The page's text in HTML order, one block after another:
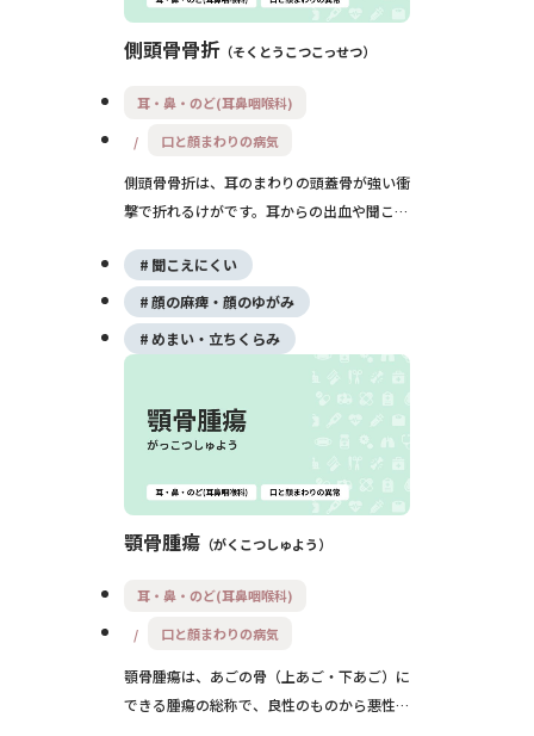
側頭骨骨折 そくとうこつこっせつ
耳・鼻・のど(耳鼻咽喉科)
口と顔まわりの病気
側頭骨骨折は、耳のまわりの頭蓋骨が強い衝
撃で折れるけがです。耳からの出血や聞こえ
（うすい水のような耳だれ）などを伴うこと
があり、頭部外傷の中でも慎重な経過観察が
必要です。
聞こえにくい
顔の麻痺・顔のゆがみ
めまい・立ちくらみ
顎骨腫瘍 がくこつしゅよう
耳・鼻・のど(耳鼻咽喉科)
口と顔まわりの病気
顎骨腫瘍は、あごの骨（上あご・下あご）に
できる腫瘍の総称で、良性のものから悪性の